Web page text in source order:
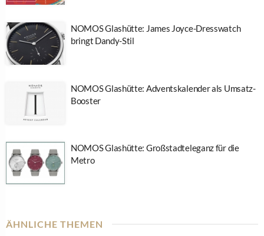
NOMOS Glashütte: James Joyce-Dresswatch
bringt Dandy-Stil
NOMOS Glashütte: Adventskalender als Umsatz-
Booster
NOMOS Glashütte: Großstadteleganz für die
Metro
ÄHNLICHE THEMEN